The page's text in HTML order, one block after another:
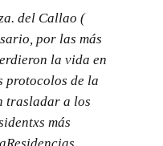
del Callao (
por las más
la vida en
protocolos de la
trasladar a los
más